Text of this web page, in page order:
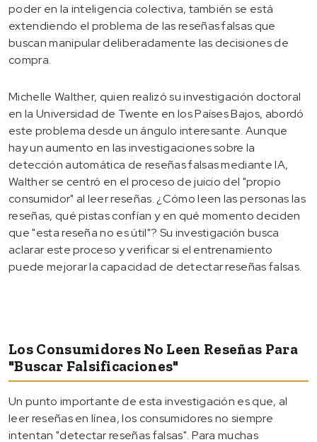
poder en la inteligencia colectiva, también se está
extendiendo el problema de las reseñas falsas que
buscan manipular deliberadamente las decisiones de
compra.
Michelle Walther, quien realizó su investigación doctoral
en la Universidad de Twente en los Países Bajos, abordó
este problema desde un ángulo interesante. Aunque
hay un aumento en las investigaciones sobre la
detección automática de reseñas falsas mediante IA,
Walther se centró en el proceso de juicio del "propio
consumidor" al leer reseñas. ¿Cómo leen las personas las
reseñas, qué pistas confían y en qué momento deciden
que "esta reseña no es útil"? Su investigación busca
aclarar este proceso y verificar si el entrenamiento
puede mejorar la capacidad de detectar reseñas falsas.
Los Consumidores No Leen Reseñas Para
"buscar Falsificaciones"
Un punto importante de esta investigación es que, al
leer reseñas en línea, los consumidores no siempre
intentan "detectar reseñas falsas". Para muchas